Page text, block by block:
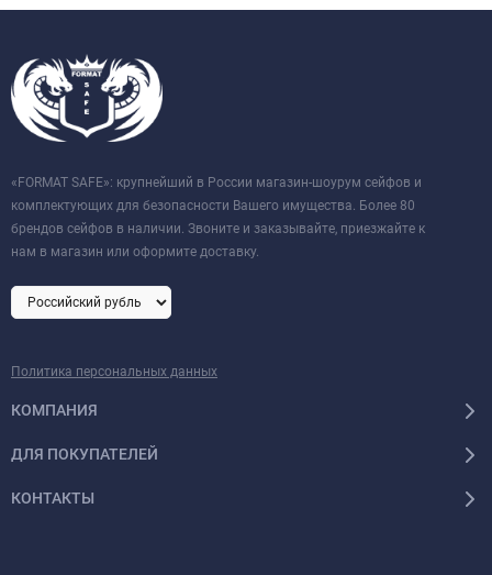
«FORMAT SAFE»: крупнейший в России магазин-шоурум сейфов и
комплектующих для безопасности Вашего имущества. Более 80
брендов сейфов в наличии. Звоните и заказывайте, приезжайте к
нам в магазин или оформите доставку.
Политика персональных данных
КОМПАНИЯ
ДЛЯ ПОКУПАТЕЛЕЙ
КОНТАКТЫ